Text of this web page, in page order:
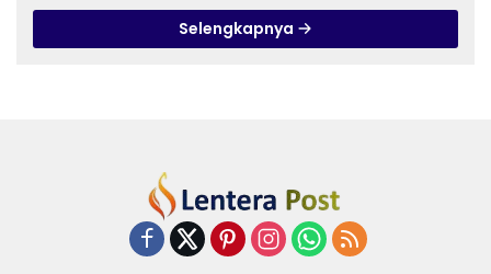
Selengkapnya